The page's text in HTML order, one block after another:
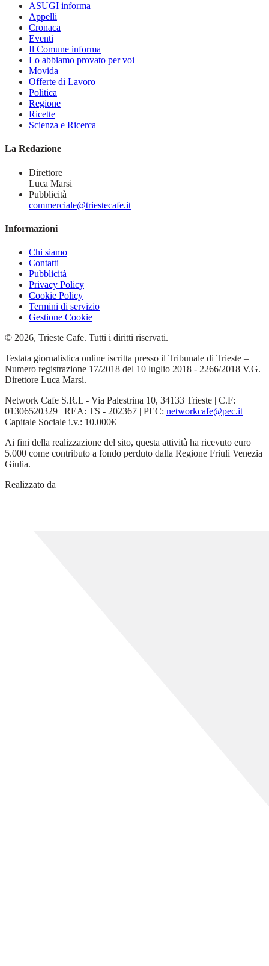
ASUGI informa
Appelli
Cronaca
Eventi
Il Comune informa
Lo abbiamo provato per voi
Movida
Offerte di Lavoro
Politica
Regione
Ricette
Scienza e Ricerca
La Redazione
Direttore
Luca Marsi
Pubblicità
commerciale@triestecafe.it
Informazioni
Chi siamo
Contatti
Pubblicità
Privacy Policy
Cookie Policy
Termini di servizio
Gestione Cookie
© 2026, Trieste Cafe. Tutti i diritti riservati.
Testata giornalistica online iscritta presso il Tribunale di Trieste –
Numero registrazione 17/2018 del 10 luglio 2018 - 2266/2018 V.G.
Direttore Luca Marsi.
Network Cafe S.R.L - Via Palestrina 10, 34133 Trieste | C.F:
01306520329 | REA: TS - 202367 | PEC: networkcafe@pec.it |
Capitale Sociale i.v.: 10.000€
Ai fini della realizzazione del sito, questa attività ha ricevuto euro
5.000 come contributo a fondo perduto dalla Regione Friuli Venezia
Giulia.
Realizzato da